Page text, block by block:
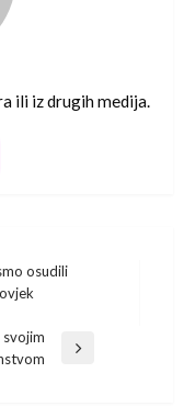
ili iz drugih medija.
osudili
svojim